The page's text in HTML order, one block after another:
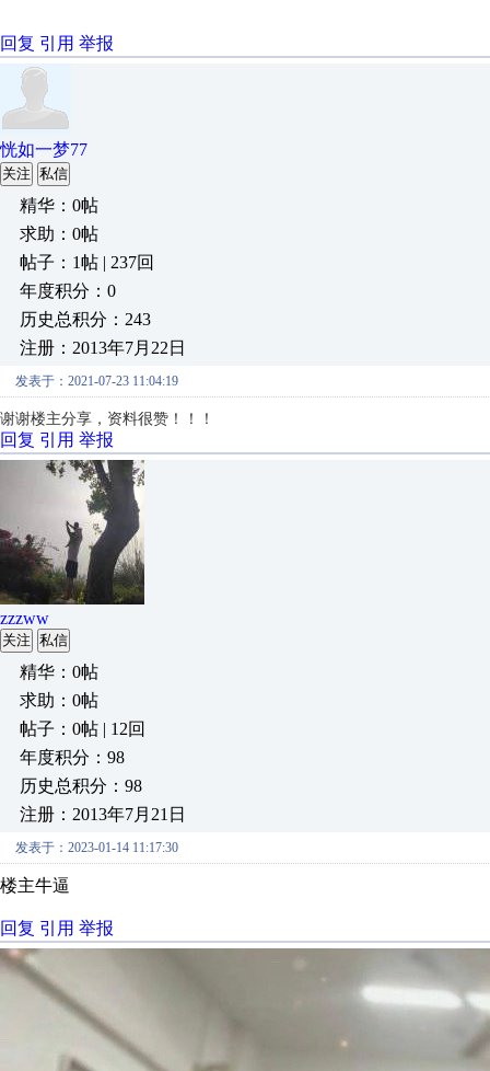
回复 引用 举报
恍如一梦77
关注 私信
精华：0帖
求助：0帖
帖子：1帖 | 237回
年度积分：0
历史总积分：243
注册：2013年7月22日
发表于：2021-07-23 11:04:19
谢谢楼主分享，资料很赞！！！
回复 引用 举报
zzzww
关注 私信
精华：0帖
求助：0帖
帖子：0帖 | 12回
年度积分：98
历史总积分：98
注册：2013年7月21日
发表于：2023-01-14 11:17:30
楼主牛逼
回复 引用 举报